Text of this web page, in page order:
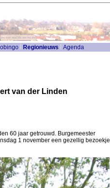
Regionieuws Agenda
van der Linden
60 jaar getrouwd. Burgemeester
1 november een gezellig bezoekje